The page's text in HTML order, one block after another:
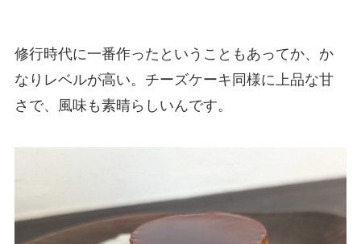
修行時代に一番作ったということもあってか、か
なりレベルが高い。チーズケーキ同様に上品な甘
さで、風味も素晴らしいんです。